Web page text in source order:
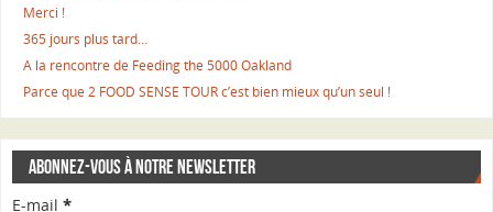
Merci !
365 jours plus tard…
A la rencontre de Feeding the 5000 Oakland
Parce que 2 FOOD SENSE TOUR c’est bien mieux qu’un seul !
ABONNEZ-VOUS À NOTRE NEWSLETTER
E-mail *